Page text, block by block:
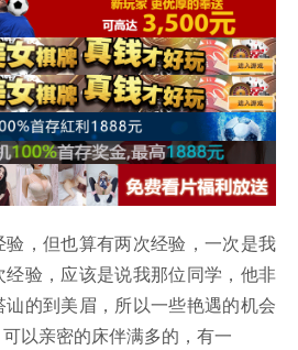
，但也算有两次经验，一次是我
验，应该是说我那位同学，他非
的到美眉，所以一些艳遇的机会
以亲密的床伴满多的，有一